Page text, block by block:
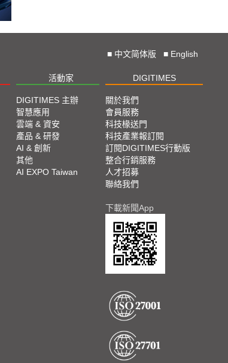
■ 中文简体版 ■ English
活動家 DIGITIMES
DIGITIMES 主辦
智慧應用
雲端 & 資安
產品 & 研發
AI & 創新
其他
AI EXPO Taiwan
關於我們
會員服務
科技椽送門
科技產業報訂閱
訂閱DIGITIMES行動版
整合行銷服務
人才招募
聯絡我們
下載新聞App